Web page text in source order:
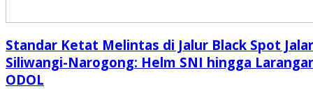
Standar Ketat Melintas di Jalur Black Spot
Siliwangi-Narogong: Helm SNI hingga
ODOL